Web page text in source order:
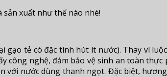
xuất như thế nào nhé!
gạo tẻ có đặc tính hút ít nước). Thay vì
công nghệ, đảm bảo vệ sinh an toàn
với nước dùng thanh ngọt. Đặc biệt,